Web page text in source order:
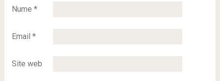
Nume *
Email *
Site web